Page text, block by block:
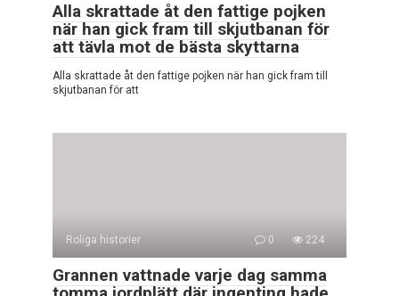
Alla skrattade åt den fattige pojken
när han gick fram till skjutbanan för
att tävla mot de bästa skyttarna
Alla skrattade åt den fattige pojken när han gick fram till
skjutbanan för att
Roliga historier 0 224
Grannen vattnade varje dag samma